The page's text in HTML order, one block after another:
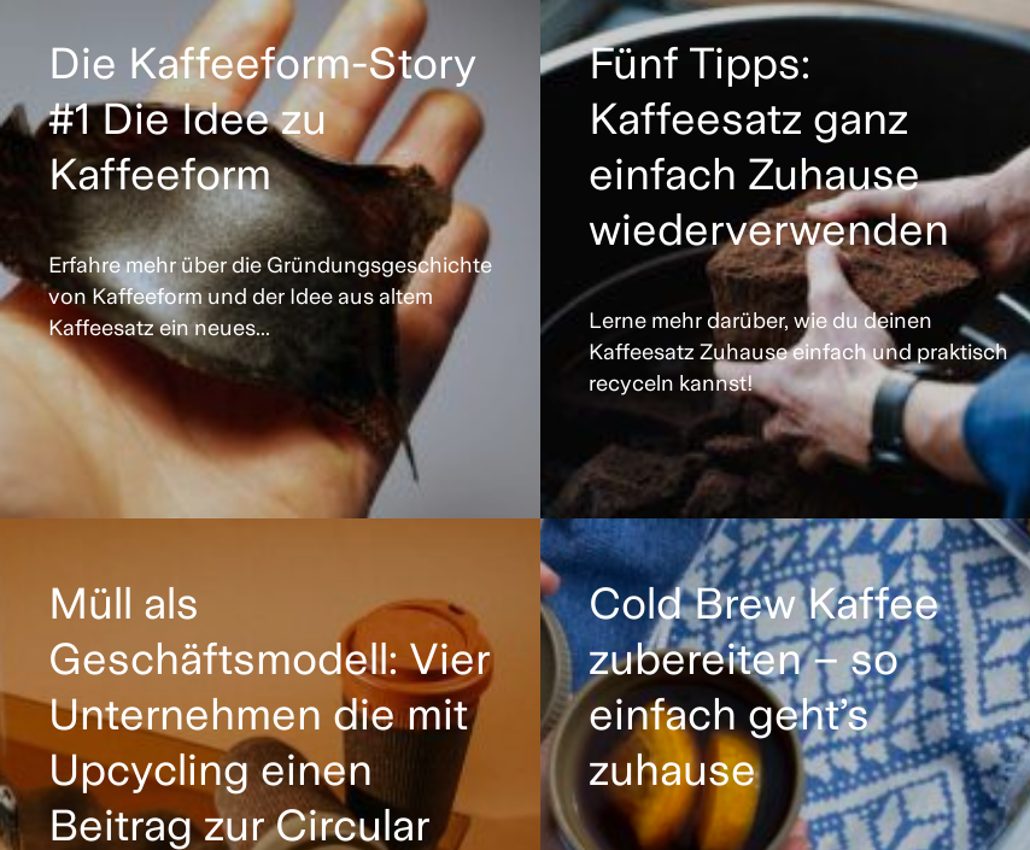
Die Kaffeeform-Story
#1 Die Idee zu
Kaffeeform
Erfahre mehr über die Gründungsgeschichte
von Kaffeeform und der Idee aus altem
Kaffeesatz ein neues...
Fünf Tipps:
Kaffeesatz ganz
einfach Zuhause
wiederverwenden
Lerne mehr darüber, wie du deinen
Kaffeesatz Zuhause einfach und praktisch
recyceln kannst!
Müll als
Geschäftsmodell: Vier
Unternehmen die mit
Upcycling einen
Beitrag zur Circular
Cold Brew Kaffee
zubereiten – so
einfach geht’s
zuhause